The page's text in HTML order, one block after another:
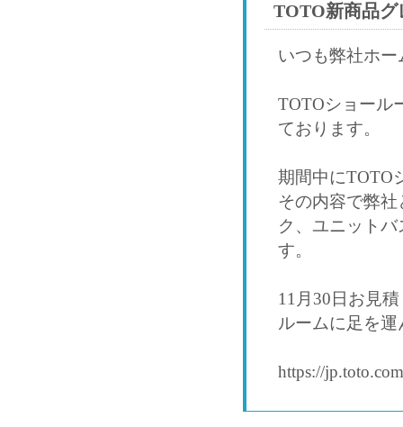
TOTO新商品グ
いつも弊社ホ
TOTOショール
ております。
期間中にTOTO
その内容で弊
ク、ユニット
す。
11月30日お見
ルームに足を
https://